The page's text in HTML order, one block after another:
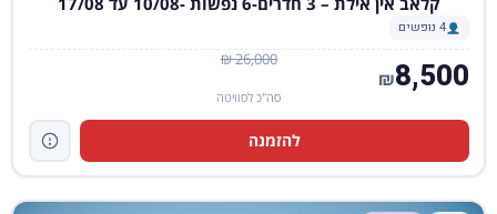
4 נופשים
26,000 ₪ 8,500
₪
סה"כ לסוויטה
להזמנה